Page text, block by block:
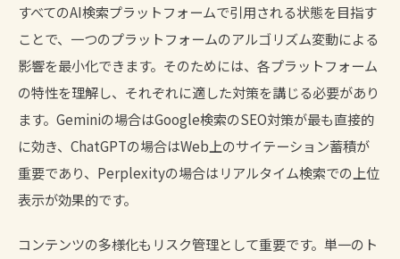
すべてのAI検索プラットフォームで引用される状態を目指す
ことで、一つのプラットフォームのアルゴリズム変動による
影響を最小化できます。そのためには、各プラットフォーム
の特性を理解し、それぞれに適した対策を講じる必要があり
ます。Geminiの場合はGoogle検索のSEO対策が最も直接的
に効き、ChatGPTの場合はWeb上のサイテーション蓄積が
重要であり、Perplexityの場合はリアルタイム検索での上位
表示が効果的です。
コンテンツの多様化もリスク管理として重要です。単一のト